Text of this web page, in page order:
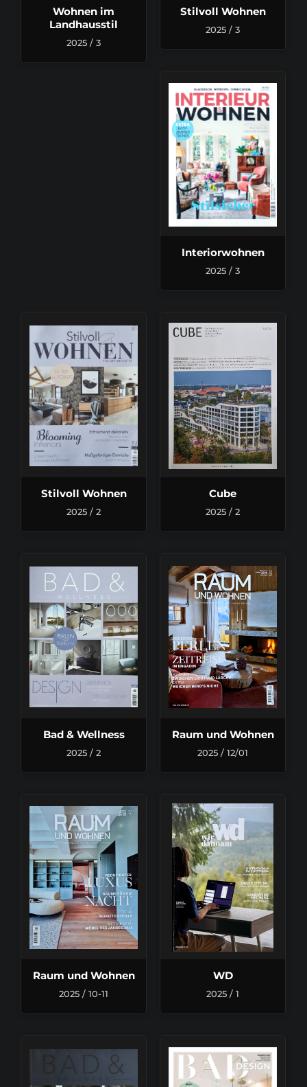
Wohnen im
Landhausstil
2025 / 3
Stilvoll Wohnen
2025 / 3
Interiorwohnen
2025 / 3
Stilvoll Wohnen
2025 / 2
Cube
2025 / 2
Bad & Wellness
2025 / 2
Raum und Wohnen
2025 / 12/01
Raum und Wohnen
2025 / 10-11
WD
2025 / 1